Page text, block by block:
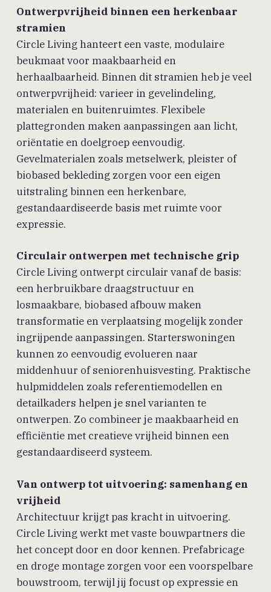
Ontwerpvrijheid binnen een herkenbaar
stramien
Circle Living hanteert een vaste, modulaire
beukmaat voor maakbaarheid en
herhaalbaarheid. Binnen dit stramien heb je veel
ontwerpvrijheid: varieer in gevelindeling,
materialen en buitenruimtes. Flexibele
plattegronden maken aanpassingen aan licht,
oriëntatie en doelgroep eenvoudig.
Gevelmaterialen zoals metselwerk, pleister of
biobased bekleding zorgen voor een eigen
uitstraling binnen een herkenbare,
gestandaardiseerde basis met ruimte voor
expressie.
Circulair ontwerpen met technische grip
Circle Living ontwerpt circulair vanaf de basis:
een herbruikbare draagstructuur en
losmaakbare, biobased afbouw maken
transformatie en verplaatsing mogelijk zonder
ingrijpende aanpassingen. Starterswoningen
kunnen zo eenvoudig evolueren naar
middenhuur of seniorenhuisvesting. Praktische
hulpmiddelen zoals referentiemodellen en
detailkaders helpen je snel varianten te
ontwerpen. Zo combineer je maakbaarheid en
efficiëntie met creatieve vrijheid binnen een
gestandaardiseerd systeem.
Van ontwerp tot uitvoering: samenhang en
vrijheid
Architectuur krijgt pas kracht in uitvoering.
Circle Living werkt met vaste bouwpartners die
het concept door en door kennen. Prefabricage
en droge montage zorgen voor een voorspelbare
bouwstroom, terwijl jij focust op expressie en